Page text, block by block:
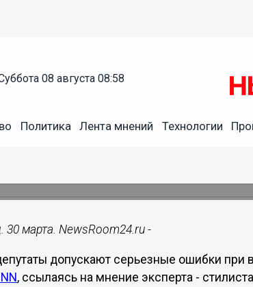
суббота 08 августа 08:58
Политика Лента мнений Технологии
критике деловую
марта. NewsRoom24.ru -
допускают серьезные ошибки
, ссылаясь на мнение эксперта -